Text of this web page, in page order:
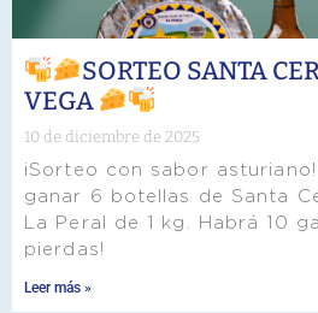
SORTEO SANTA
VEGA
10 de diciembre de 2025
¡Sorteo con sabor
ganar 6 botellas de Santa
La Peral de 1 kg. Habrá 10
pierdas!
Leer más »